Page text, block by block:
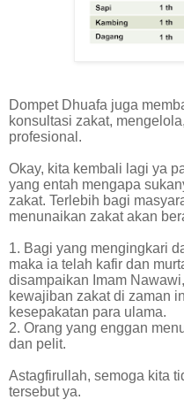
Dompet Dhuafa juga
konsultasi zakat,
profesional.
Okay, kita kembali lagi ya
yang entah mengapa
zakat. Terlebih bagi
menunaikan zakat akan
1. Bagi yang mengingkari
maka ia telah kafir dan
disampaikan Imam
kewajiban zakat di zaman
kesepakatan para ulama.
2. Orang yang enggan
dan pelit.
Astagfirullah, semoga kita
tersebut ya.